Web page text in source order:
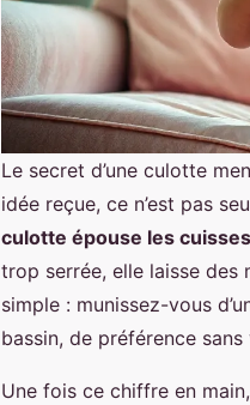
Le secret d’une culotte
idée reçue, ce n’est pas
culotte épouse les cuisses
trop serrée, elle laisse des
simple : munissez-vous
bassin, de préférence
Une fois ce chiffre en